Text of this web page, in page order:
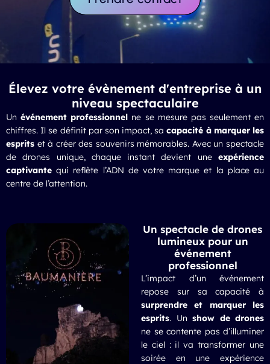
Élevez votre évènement d'entreprise à un
niveau spectaculaire
Unévénement professionnel ne se mesure pas seulement en
chiffres. Il se définit par son impact, sacapacité à marquer les
esprits et à créer des souvenirs mémorables. Avec un spectacle
de drones unique, chaque instant devient uneexpérience
captivantequi reflète l’ADN de votre marque et la place au
centre de l’attention.
Un spectacle de drones
lumineux pour un
événement
professionnel
L’impact d’un événement
repose sur sa capacité à
surprendre et marquer les
esprits. Un show de drones
ne se contente pas d’illuminer
le ciel : il va transformer une
soirée en une expérience